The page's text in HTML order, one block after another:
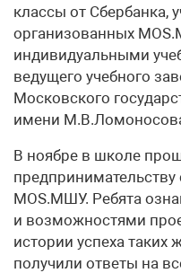
классы от Сбербанка,
организованных
индивидуальными
ведущего учебного
Московского
имени
В ноябре в школе
MOS.МШУ. Ребята
и возможностями
истории успеха таких
получили ответы на